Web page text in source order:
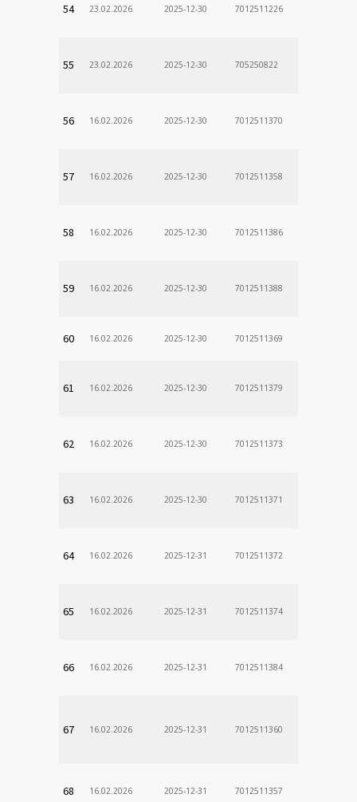
54 23.02.2026 2025-12-30 7012511226
55 23.02.2026 2025-12-30 705250822
56 16.02.2026 2025-12-30 7012511370
57 16.02.2026 2025-12-30 7012511358
58 16.02.2026 2025-12-30 7012511386
59 16.02.2026 2025-12-30 7012511388
60 16.02.2026 2025-12-30 7012511369
61 16.02.2026 2025-12-30 7012511379
62 16.02.2026 2025-12-30 7012511373
63 16.02.2026 2025-12-30 7012511371
64 16.02.2026 2025-12-31 7012511372
65 16.02.2026 2025-12-31 7012511374
66 16.02.2026 2025-12-31 7012511384
67 16.02.2026 2025-12-31 7012511360
68 16.02.2026 2025-12-31 7012511357